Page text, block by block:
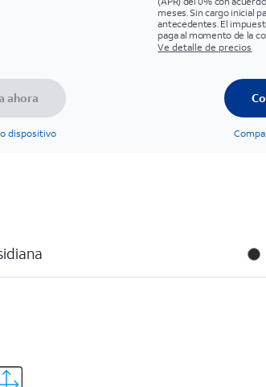
meses. Sin cargo inicial
antecedentes. El
paga al momento de la
Ve detalle de precios
ahora
dispositivo